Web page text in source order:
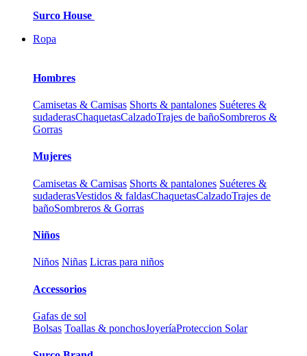
Surco House
Ropa
Hombres
Camisetas & Camisas Shorts & pantalones Suéteres &
sudaderasChaquetasCalzadoTrajes de bañoSombreros &
Gorras
Mujeres
Camisetas & Camisas Shorts & pantalones Suéteres &
sudaderasVestidos & faldasChaquetasCalzadoTrajes de
bañoSombreros & Gorras
Niños
Niños Niñas Licras para niños
Accessorios
Gafas de sol
Bolsas Toallas & ponchosJoyeríaProteccion Solar